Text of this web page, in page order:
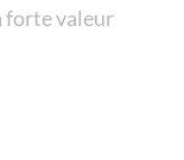
forte valeur